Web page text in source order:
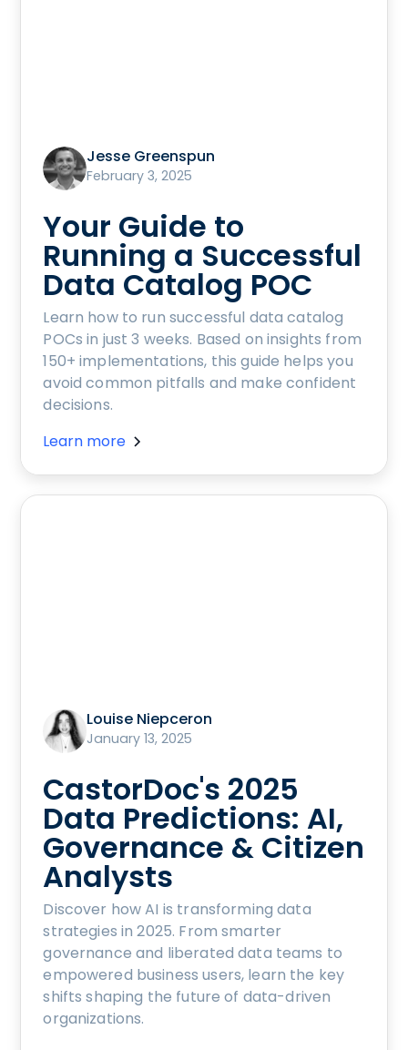
Jesse Greenspun
February 3, 2025
Your Guide to
Running a Successful
Data Catalog POC
Learn how to run successful data catalog
POCs in just 3 weeks. Based on insights from
150+ implementations, this guide helps you
avoid common pitfalls and make confident
decisions.
Learn more
Louise Niepceron
January 13, 2025
CastorDoc's 2025
Data Predictions: AI,
Governance & Citizen
Analysts
Discover how AI is transforming data
strategies in 2025. From smarter
governance and liberated data teams to
empowered business users, learn the key
shifts shaping the future of data-driven
organizations.